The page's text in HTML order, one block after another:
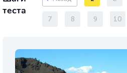
теста
7 8 9 10